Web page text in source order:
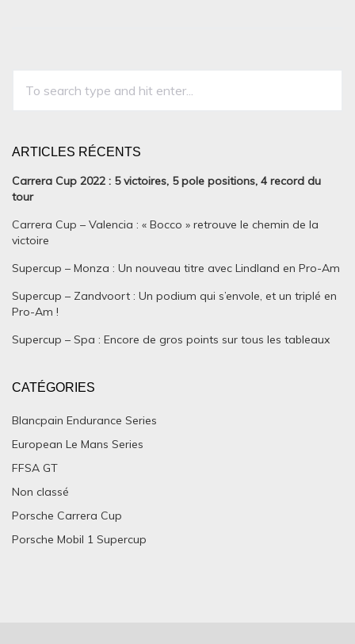
ARTICLES RÉCENTS
Carrera Cup 2022 : 5 victoires, 5 pole positions, 4 record du
tour
Carrera Cup – Valencia : « Bocco » retrouve le chemin de la
victoire
Supercup – Monza : Un nouveau titre avec Lindland en Pro-Am
Supercup – Zandvoort : Un podium qui s’envole, et un triplé en
Pro-Am !
Supercup – Spa : Encore de gros points sur tous les tableaux
CATÉGORIES
Blancpain Endurance Series
European Le Mans Series
FFSA GT
Non classé
Porsche Carrera Cup
Porsche Mobil 1 Supercup